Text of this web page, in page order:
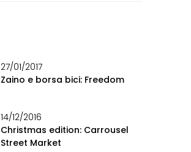
27/01/2017
Zaino e borsa bici: Freedom
14/12/2016
Christmas edition: Carrousel
Street Market